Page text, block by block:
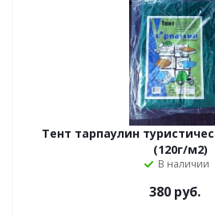
Тент тарпаулин
(120г/м2)
В наличии
380 руб.